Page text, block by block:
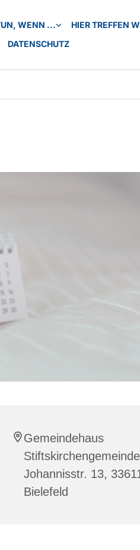
WENN ...
HIER TREFFEN
DATENSCHUTZ
Gemeindehaus
Johannisstr. 13,
Bielefeld